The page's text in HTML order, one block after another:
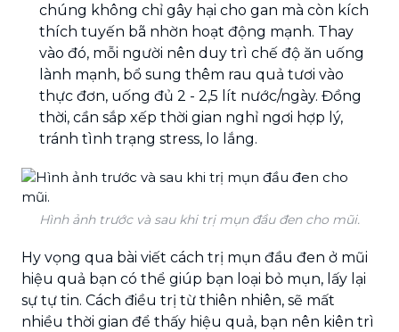
chúng không chỉ gây hại cho gan mà còn kích
thích tuyến bã nhờn hoạt động mạnh. Thay
vào đó, mỗi người nên duy trì chế độ ăn uống
lành mạnh, bổ sung thêm rau quả tươi vào
thực đơn, uống đủ 2 - 2,5 lít nước/ngày. Đồng
thời, cần sắp xếp thời gian nghỉ ngơi hợp lý,
tránh tình trạng stress, lo lắng.
Hình ảnh trước và sau khi trị mụn đầu đen cho mũi.
Hy vọng qua bài viết cách trị mụn đầu đen ở mũi
hiệu quả bạn có thể giúp bạn loại bỏ mụn, lấy lại
sự tự tin. Cách điều trị từ thiên nhiên, sẽ mất
nhiều thời gian để thấy hiệu quả, bạn nên kiên trì